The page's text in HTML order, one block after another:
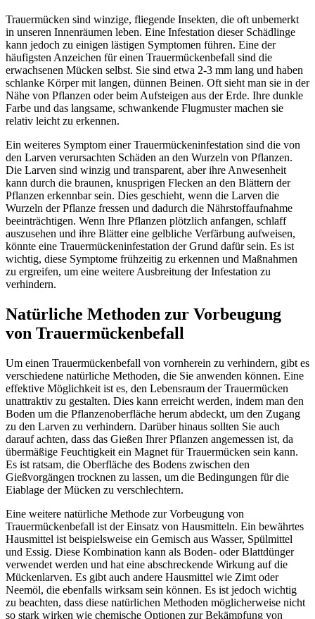
Trauermücken sind winzige, fliegende Insekten, die oft unbemerkt
in unseren Innenräumen leben. Eine Infestation dieser Schädlinge
kann jedoch zu einigen lästigen Symptomen führen. Eine der
häufigsten Anzeichen für einen Trauermückenbefall sind die
erwachsenen Mücken selbst. Sie sind etwa 2-3 mm lang und haben
schlanke Körper mit langen, dünnen Beinen. Oft sieht man sie in der
Nähe von Pflanzen oder beim Aufsteigen aus der Erde. Ihre dunkle
Farbe und das langsame, schwankende Flugmuster machen sie
relativ leicht zu erkennen.
Ein weiteres Symptom einer Trauermückeninfestation sind die von
den Larven verursachten Schäden an den Wurzeln von Pflanzen.
Die Larven sind winzig und transparent, aber ihre Anwesenheit
kann durch die braunen, knusprigen Flecken an den Blättern der
Pflanzen erkennbar sein. Dies geschieht, wenn die Larven die
Wurzeln der Pflanze fressen und dadurch die Nährstoffaufnahme
beeinträchtigen. Wenn Ihre Pflanzen plötzlich anfangen, schlaff
auszusehen und ihre Blätter eine gelbliche Verfärbung aufweisen,
könnte eine Trauermückeninfestation der Grund dafür sein. Es ist
wichtig, diese Symptome frühzeitig zu erkennen und Maßnahmen
zu ergreifen, um eine weitere Ausbreitung der Infestation zu
verhindern.
Natürliche Methoden zur Vorbeugung
von Trauermückenbefall
Um einen Trauermückenbefall von vornherein zu verhindern, gibt es
verschiedene natürliche Methoden, die Sie anwenden können. Eine
effektive Möglichkeit ist es, den Lebensraum der Trauermücken
unattraktiv zu gestalten. Dies kann erreicht werden, indem man den
Boden um die Pflanzenoberfläche herum abdeckt, um den Zugang
zu den Larven zu verhindern. Darüber hinaus sollten Sie auch
darauf achten, dass das Gießen Ihrer Pflanzen angemessen ist, da
übermäßige Feuchtigkeit ein Magnet für Trauermücken sein kann.
Es ist ratsam, die Oberfläche des Bodens zwischen den
Gießvorgängen trocknen zu lassen, um die Bedingungen für die
Eiablage der Mücken zu verschlechtern.
Eine weitere natürliche Methode zur Vorbeugung von
Trauermückenbefall ist der Einsatz von Hausmitteln. Ein bewährtes
Hausmittel ist beispielsweise ein Gemisch aus Wasser, Spülmittel
und Essig. Diese Kombination kann als Boden- oder Blattdünger
verwendet werden und hat eine abschreckende Wirkung auf die
Mückenlarven. Es gibt auch andere Hausmittel wie Zimt oder
Neemöl, die ebenfalls wirksam sein können. Es ist jedoch wichtig
zu beachten, dass diese natürlichen Methoden möglicherweise nicht
so stark wirken wie chemische Optionen zur Bekämpfung von